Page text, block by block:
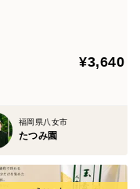
¥3,640
福岡県八女市
たつみ園